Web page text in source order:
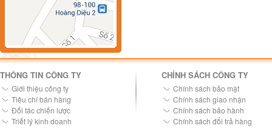
THÔNG TIN CÔNG TY
Giới thiệu công ty
Tiêu chí bán hàng
Đối tác chiến lược
Triết lý kinh doanh
CHÍNH SÁCH CÔNG TY
Chính sách bảo mật
Chính sách giao nhận
Chính sách bảo hành
Chính sách đổi trả hàng